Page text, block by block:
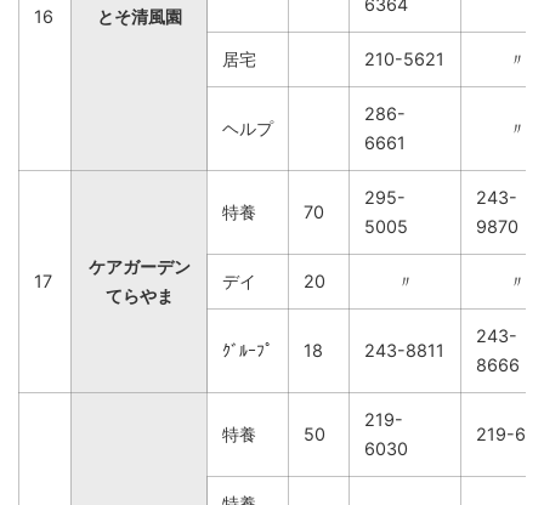
16 とそ清風園
6364
居宅 210-5621 〃
ヘルプ
286-
6661
〃
17
ケアガーデン
てらやま
特養 70
295-
5005
243-
9870
デイ 20 〃 〃
ｸﾞﾙｰﾌﾟ 18 243-8811
243-
8666
特養 50
219-
6030
219-